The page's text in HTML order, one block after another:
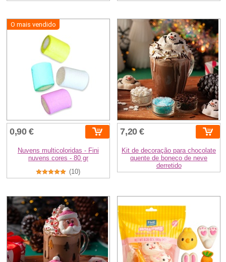
O mais vendido
0,90 €
Nuvens multicoloridas - Fini
nuvens cores - 80 gr
(10)
7,20 €
Kit de decoração para chocolate
quente de boneco de neve
derretido